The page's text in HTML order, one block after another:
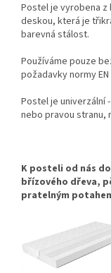
Postel je vyrobena z
deskou, která je
barevná stálost.
Používáme pouze
požadavky normy EN
Postel je univerzální
nebo pravou stranu,
K posteli od nás
břízového dřeva,
pratelným